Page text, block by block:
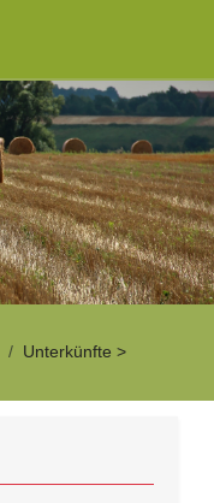
Unterkünfte >